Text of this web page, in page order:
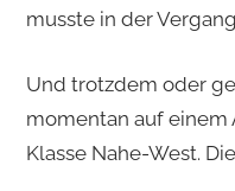
musste in der
Und trotzdem oder
momentan auf einem
Klasse Nahe-West.